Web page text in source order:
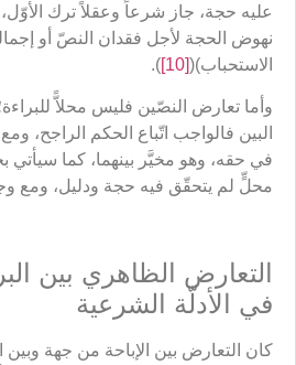
عليه حجة، جاز شرعاً وعقلاً ترك
نهوض الحجة لأجل فقدان النصّ أو
الاستحباب)([10]
).
وأما تعارض النصّين فليس محلاًّ
البين فالواجب اتّباع الحكم الراجح،
في حقه، وهو مخيَّر بينهما، كما سيأتي
محلٍّ لم يتحقّق فيه حجة ودليل، ومع
التعارض الظاهري بين
في الأدلّة الشرعية
كان التعارض بين الإباحة من جهة